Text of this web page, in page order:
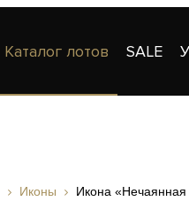
Каталог лотов SALE
Иконы Икона